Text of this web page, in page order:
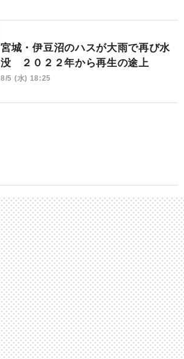
宮城・伊豆沼のハスが大雨で再び水
没 ２０２２年から再生の途上
8/5 (水) 18:25